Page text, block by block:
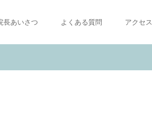
長あいさつ よくある質問 アクセス